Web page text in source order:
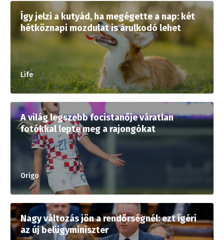
Így jelzi a kutyád, ha megégette a nap: két
hétköznapi mozdulat is árulkodó lehet
Life
A világ legszebb focistanője váratlan
fotókkal lepte meg a rajongókat
Origo
Nagy változás jön a rendőrségnél: ezt ígéri
az új belügyminiszter